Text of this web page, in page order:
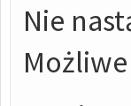
Nie